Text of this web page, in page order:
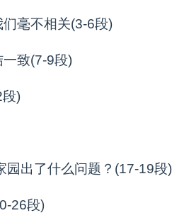
毫不相关(3-6段)
一致(7-9段)
)
园出了什么问题？(17-19段)
26段)